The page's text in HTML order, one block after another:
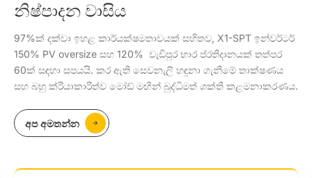
නිෂ්පාදන වාසිය
97%ක් දක්වා ඉහළ කාර්යක්ෂමතාවයක් සහිතව, X1-SPT ඉන්වර්ටර්
150% PV oversize සහ 120% වැඩිපුර භාර ප්රතිදානයක් තත්පර
60ක් සඳහා සපයයි. කර ඇති සෙවනැලි හඳුනා ගැනීමේ තාක්ෂණය
සහ බහු ක්රියාකාරිත්ව මෝඩ් මඟින් බුද්ධිමත් ශක්ති කළමනාකරණය.
අප අමතන්න